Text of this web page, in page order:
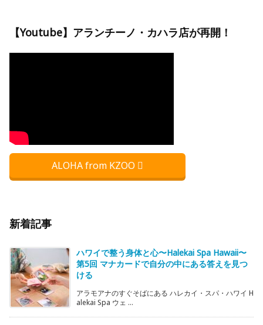
【Youtube】アランチーノ・カハラ店が再開！
ALOHA from KZOO
新着記事
ハワイで整う身体と心〜Halekai Spa Hawaii〜
第5回 マナカードで自分の中にある答えを見つ
ける
アラモアナのすぐそばにある ハレカイ・スパ・ハワイ H
alekai Spa ウェ ...